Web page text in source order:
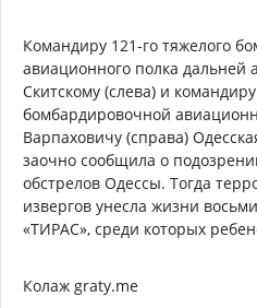
Командиру 121-го тяжелого
авиационного полка дальней
Скитскому (слева) и
бомбардировочной
Варпаховичу (справа)
заочно сообщила о
обстрелов Одессы. Тогда
извергов унесла жизни
«ТИРАС», среди которых
Колаж graty.me